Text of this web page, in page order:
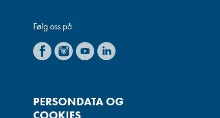
Følg oss på
PERSONDATA OG